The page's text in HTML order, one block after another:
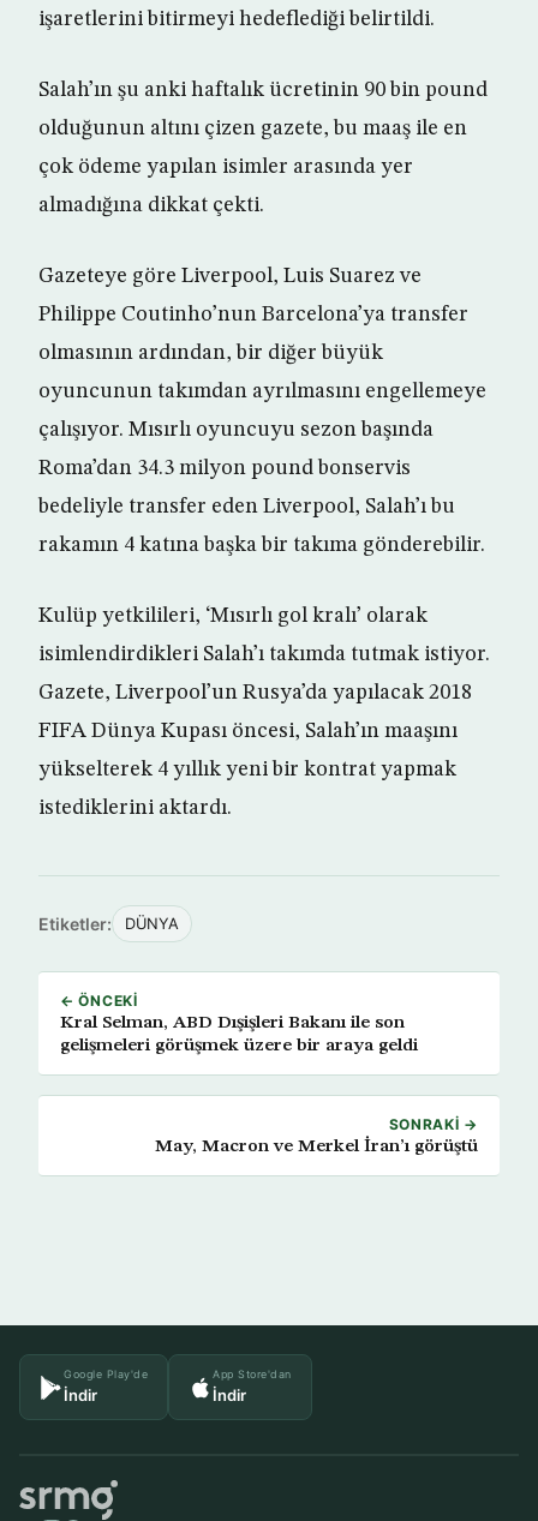
işaretlerini bitirmeyi hedeflediği belirtildi.
Salah’ın şu anki haftalık ücretinin 90 bin pound
olduğunun altını çizen gazete, bu maaş ile en
çok ödeme yapılan isimler arasında yer
almadığına dikkat çekti.
Gazeteye göre Liverpool, Luis Suarez ve
Philippe Coutinho’nun Barcelona’ya transfer
olmasının ardından, bir diğer büyük
oyuncunun takımdan ayrılmasını engellemeye
çalışıyor. Mısırlı oyuncuyu sezon başında
Roma’dan 34.3 milyon pound bonservis
bedeliyle transfer eden Liverpool, Salah’ı bu
rakamın 4 katına başka bir takıma gönderebilir.
Kulüp yetkilileri, ‘Mısırlı gol kralı’ olarak
isimlendirdikleri Salah’ı takımda tutmak istiyor.
Gazete, Liverpool’un Rusya’da yapılacak 2018
FIFA Dünya Kupası öncesi, Salah’ın maaşını
yükselterek 4 yıllık yeni bir kontrat yapmak
istediklerini aktardı.
Etiketler: DÜNYA
← ÖNCEKI
Kral Selman, ABD Dışişleri Bakanı ile son
gelişmeleri görüşmek üzere bir araya geldi
SONRAKI →
May, Macron ve Merkel İran’ı görüştü
Google Play'de
İndir
App Store'dan
İndir